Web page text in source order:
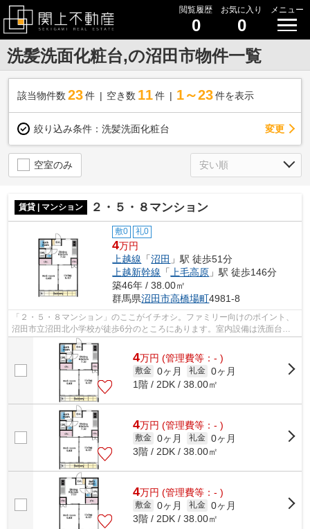
閲覧履歴
0
お気に入り
0
メニュー
洗髪洗面化粧台,の沼田市物件一覧
該当物件数 23件 空き数 11 件 1～23 件を表示
絞り込み条件： 洗髪洗面化粧台 変更
空室のみ
賃貸 | マンション ２・５・８マンション
敷0 礼0
4万円
上越線 「沼田 」駅 徒歩51分
上越新幹線 「上毛高原 」駅 徒歩146分
築46年 / 38.00㎡
群馬県沼田市高橋場町4981-8
「２・５・８マンション」のここがイチオシ。ファミリー向けのポイント、
沼田市立沼田北小学校が徒歩6分のところにあります。室内設備は洗面台・
バストイレ別など大変充実しております...
4万円 (管理費等：- )
敷金 0ヶ月 礼金 0ヶ月
1階 / 2DK / 38.00㎡
4万円 (管理費等：- )
敷金 0ヶ月 礼金 0ヶ月
3階 / 2DK / 38.00㎡
4万円 (管理費等：- )
敷金 0ヶ月 礼金 0ヶ月
3階 / 2DK / 38.00㎡